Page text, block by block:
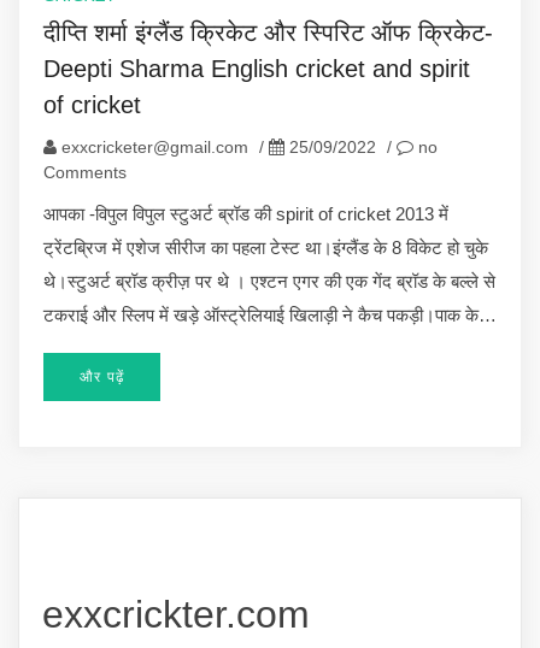
दीप्ति शर्मा इंग्लैंड क्रिकेट और स्पिरिट ऑफ क्रिकेट-
Deepti Sharma English cricket and spirit
of cricket
exxcricketer@gmail.com / 25/09/2022 /
no
Comments
आपका -विपुल विपुल स्टुअर्ट ब्रॉड की spirit of cricket 2013 में
ट्रेंटब्रिज में एशेज सीरीज का पहला टेस्ट था।इंग्लैंड के 8 विकेट हो चुके
थे।स्टुअर्ट ब्रॉड क्रीज़ पर थे । एश्टन एगर की एक गेंद ब्रॉड के बल्ले से
टकराई और स्लिप में खड़े ऑस्ट्रेलियाई खिलाड़ी ने कैच पकड़ी।पाक के…
और पढ़ें
exxcrickter.com